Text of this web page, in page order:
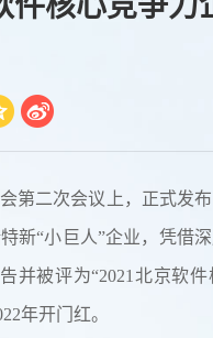
第二次会议上，正式发
“小巨人”企业，凭借深
并被评为“2021北京软
年开门红。